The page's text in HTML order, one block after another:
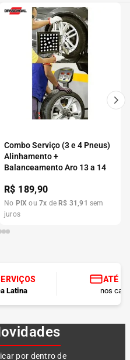
Combo Serviço (3 e 4 Pneus)
Alinhamento +
Balanceamento Aro 13 a 14
R$ 189,90
No PIX ou7x de R$ 31 ,91 sem
juros
Latina
ATÉ
nos
por dentro de